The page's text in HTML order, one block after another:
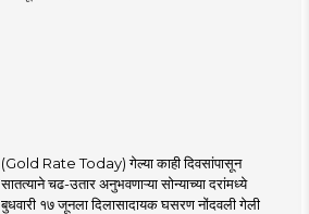
(Gold Rate Today) गेल्या काही दिवसांपासून
सातत्याने चढ-उतार अनुभवणाऱ्या सोन्याच्या दरांमध्ये
बुधवारी १७ जूनला दिलासादायक घसरण नोंदवली गेली